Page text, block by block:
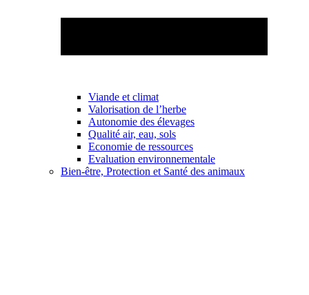
Viande et climat
Valorisation de l’herbe
Autonomie des élevages
Qualité air, eau, sols
Economie de ressources
Evaluation environnementale
Bien-être, Protection et Santé des animaux